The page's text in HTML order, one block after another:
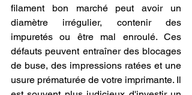
filament bon marché peut avoir un
diamètre irrégulier, contenir des
impuretés ou être mal enroulé. Ces
défauts peuvent entraîner des blocages
de buse, des impressions ratées et une
usure prématurée de votre imprimante. Il